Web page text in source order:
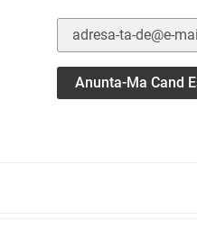
Anunta-Ma Cand